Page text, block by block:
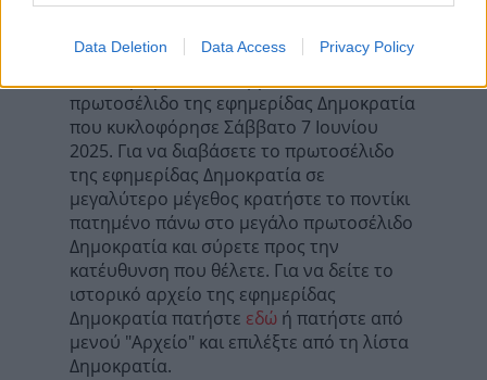
Data Deletion Data Access Privacy Policy
πρωτοσέλιδο της εφημερίδας Δημοκρατία
που κυκλοφόρησε Σάββατο 7 Ιουνίου
2025. Για να διαβάσετε το πρωτοσέλιδο
της εφημερίδας Δημοκρατία σε
μεγαλύτερο μέγεθος κρατήστε το ποντίκι
πατημένο πάνω στο μεγάλο πρωτοσέλιδο
Δημοκρατία και σύρετε προς την
κατέυθυνση που θέλετε. Για να δείτε το
ιστορικό αρχείο της εφημερίδας
Δημοκρατία πατήστε εδώ ή πατήστε από
μενού "Αρχείο" και επιλέξτε από τη λίστα
Δημοκρατία.